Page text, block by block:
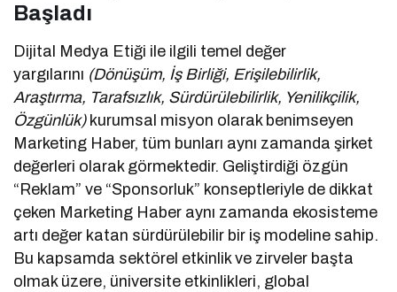
Başladı
Dijital Medya Etiği ile ilgili temel değer
yargılarını (Dönüşüm, İş Birliği, Erişilebilirlik,
Araştırma, Tarafsızlık, Sürdürülebilirlik, Yenilikçilik,
Özgünlük)kurumsal misyon olarak benimseyen
Marketing Haber, tüm bunları aynı zamanda şirket
değerleri olarak görmektedir. Geliştirdiği özgün
“Reklam” ve “Sponsorluk” konseptleriyle de dikkat
çeken Marketing Haber aynı zamanda ekosisteme
artı değer katan sürdürülebilir bir iş modeline sahip.
Bu kapsamda sektörel etkinlik ve zirveler başta
olmak üzere, üniversite etkinlikleri, global